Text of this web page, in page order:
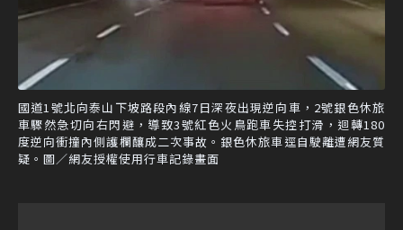
國道1號北向泰山下坡路段內線7日深夜出現逆向車，2號銀色休旅
車驟然急切向右閃避，導致3號紅色火鳥跑車失控打滑，迴轉180
度逆向衝撞內側護欄釀成二次事故。銀色休旅車逕自駛離遭網友質
疑。圖／網友授權使用行車記錄畫面